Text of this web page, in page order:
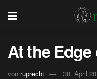
At the Edge
von ruprecht 30. April